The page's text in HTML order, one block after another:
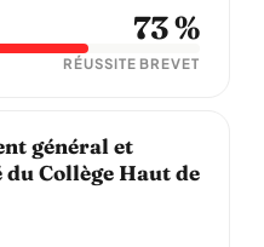
73 %
RÉUSSITE BREVET
général et
Collège Haut de